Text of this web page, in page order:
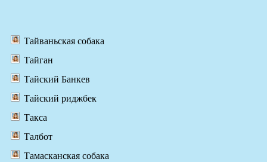
Тайваньская собака
Тайган
Тайский Банкев
Тайский риджбек
Такса
Талбот
Тамасканская собака